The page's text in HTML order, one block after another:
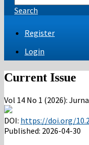
Search
Register
Login
Current Issue
Vol 14 No 1 (2026):
DOI: https://doi.org/
Published: 2026-04-30